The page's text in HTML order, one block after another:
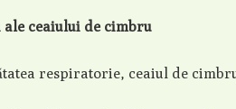
ceaiului de cimbru
respiratorie, ceaiul de